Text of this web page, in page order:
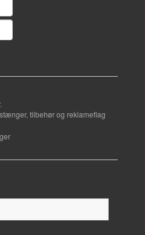
tilbehør og reklameflag